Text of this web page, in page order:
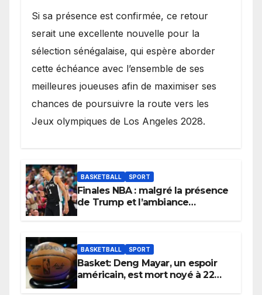
Si sa présence est confirmée, ce retour
serait une excellente nouvelle pour la
sélection sénégalaise, qui espère aborder
cette échéance avec l’ensemble de ses
meilleures joueuses afin de maximiser ses
chances de poursuivre la route vers les
Jeux olympiques de Los Angeles 2028.
BASKETBALL SPORT
Finales NBA : malgré la présence
de Trump et l’ambiance
BASKETBALL SPORT
Basket: Deng Mayar, un espoir
américain, est mort noyé à 22